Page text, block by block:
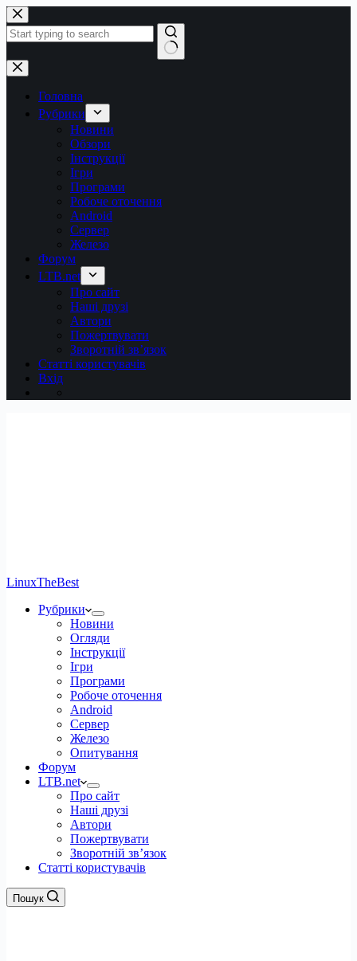
Перейти
до
вмісту
Немає
результатів
Головна
Рубрики
Новини
Обзори
Інструкції
Ігри
Програми
Робоче оточення
Android
Сервер
Железо
Форум
LTB.net
Про сайт
Наші друзі
Автори
Пожертвувати
Зворотній зв’язок
Статті користувачів
Вхід
LinuxTheBest
Рубрики
Новини
Огляди
Інструкції
Ігри
Програми
Робоче оточення
Android
Сервер
Железо
Опитування
Форум
LTB.net
Про сайт
Наші друзі
Автори
Пожертвувати
Зворотній зв’язок
Статті користувачів
Пошук